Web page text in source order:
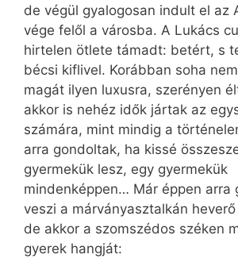
de végül gyalogosan indult el az
vége felől a városba. A Lukács
hirtelen ötlete támadt: betért, s
bécsi kiflivel. Korábban soha
magát ilyen luxusra, szerényen
akkor is nehéz idők jártak az
számára, mint mindig a
arra gondoltak, ha kissé
gyermekük lesz, egy gyermekük
mindenképpen… Már éppen arra
veszi a márványasztalkán
de akkor a szomszédos széken
gyerek hangját: